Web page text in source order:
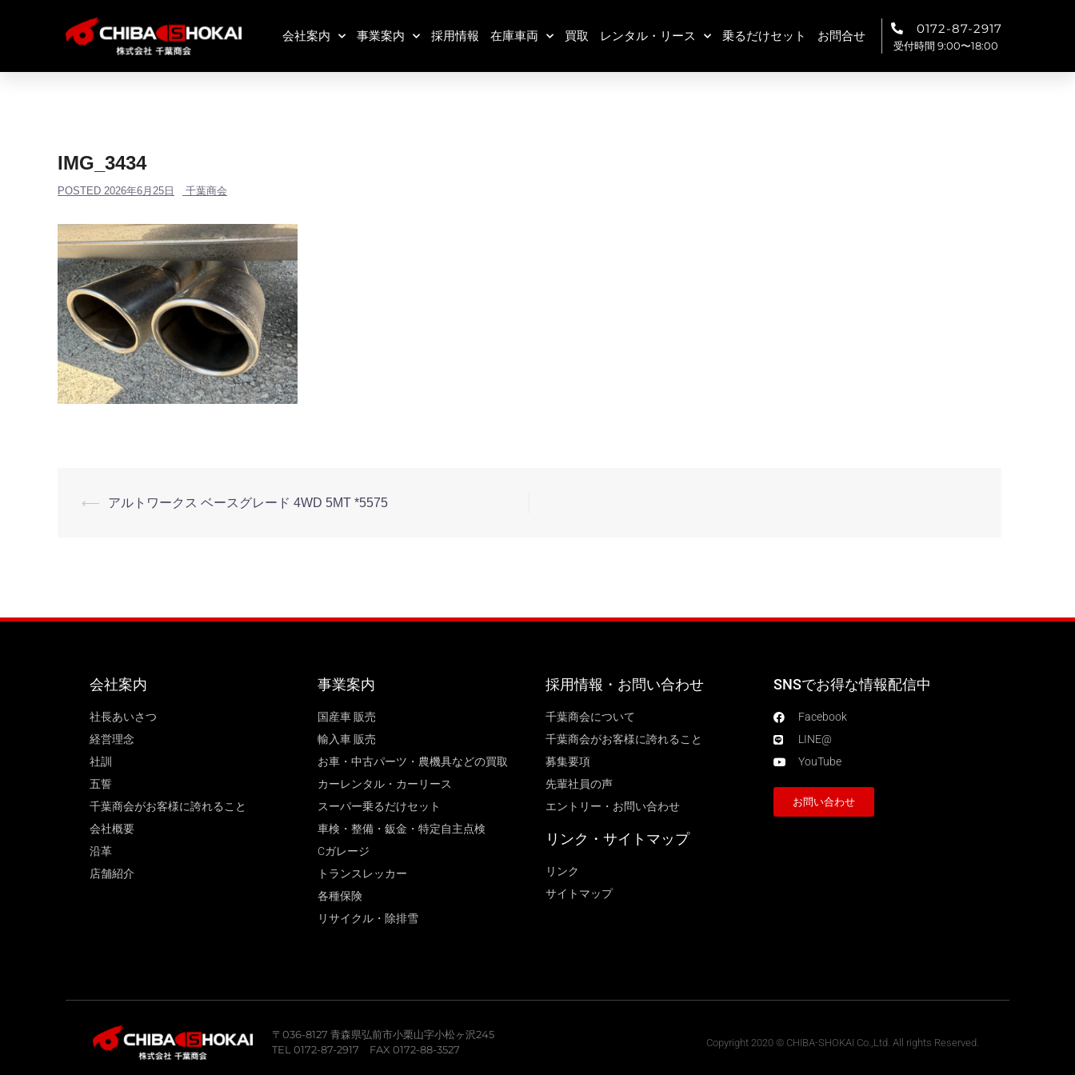
会社案内 事業案内 採用情報 在庫車両 買取 レンタル・リース 乗るだけセット お問合せ 0172-87-2917
受付時間 9:00〜18:00
IMG_3434
POSTED 2026年6月25日 千葉商会
⟵ アルトワークス ベースグレード 4WD 5MT *5575
会社案内
社長あいさつ
経営理念
社訓
五誓
千葉商会がお客様に誇れること
会社概要
沿革
店舗紹介
事業案内
国産車 販売
輸入車 販売
お車・中古パーツ・農機具などの買取
カーレンタル・カーリース
スーパー乗るだけセット
車検・整備・鈑金・特定自主点検
Cガレージ
トランスレッカー
各種保険
リサイクル・除排雪
採用情報・お問い合わせ
千葉商会について
千葉商会がお客様に誇れること​
募集要項
先輩社員の声
エントリー・お問い合わせ
リンク・サイトマップ
リンク
サイトマップ
SNSでお得な情報配信中
Facebook
LINE@
YouTube
お問い合わせ
〒036-8127 青森県弘前市小栗山字小松ヶ沢245
TEL 0172-87-2917 FAX 0172-88-3527
Copyright 2020 © CHIBA-SHOKAI Co.,Ltd. All rights Reserved.